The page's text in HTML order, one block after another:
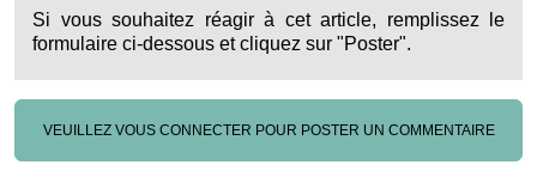
Si vous souhaitez réagir à cet article, remplissez le
formulaire ci-dessous et cliquez sur "Poster".
VEUILLEZ VOUS CONNECTER POUR POSTER UN COMMENTAIRE